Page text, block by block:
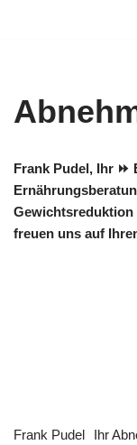
Frank Pudel, Ihr
freuen uns auf
Frank Pudel Ihr